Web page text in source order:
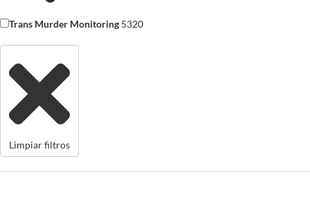
Trans Murder Monitoring 5320
Limpiar filtros